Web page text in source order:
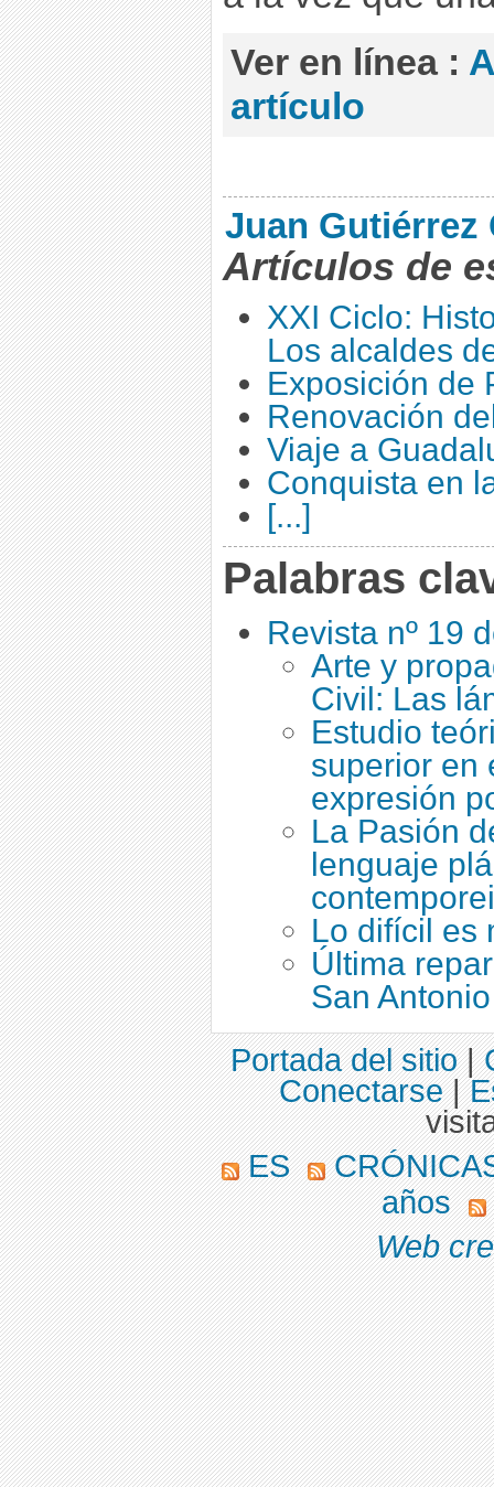
Ver en línea :
artículo
Juan Gutiérrez
Artículos de
XXI Ciclo:
Los alcaldes
Exposición de
Renovación
Viaje a
Conquista en
[...]
Palabras
Revista nº 19
Arte y
Civil: Las
Estudio
superior en
expresión
La Pasión
lenguaje
Lo difícil es
Última
San
Portada del sitio|
Conectarse|
ES
años
Web